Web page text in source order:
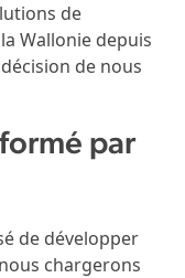
de
Wallonie depuis
de nous
par
de développer
chargerons